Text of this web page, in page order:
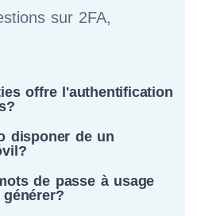
sur 2FA,
offre l'authentification
disponer de un
de passe à usage